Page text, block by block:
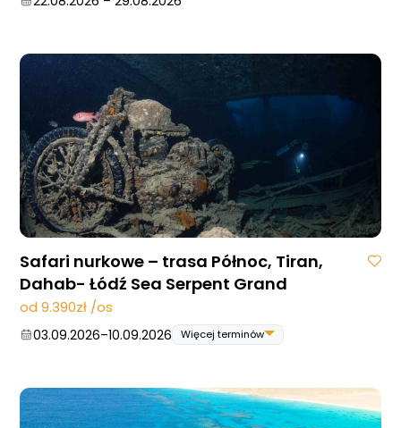
Safari nurkowe – trasa Północ, Tiran,
Dahab- Łódź Sea Serpent Grand
od 9.390zł /os
03.09.2026–10.09.2026 Więcej terminów
19.11.2026
26.11.2026